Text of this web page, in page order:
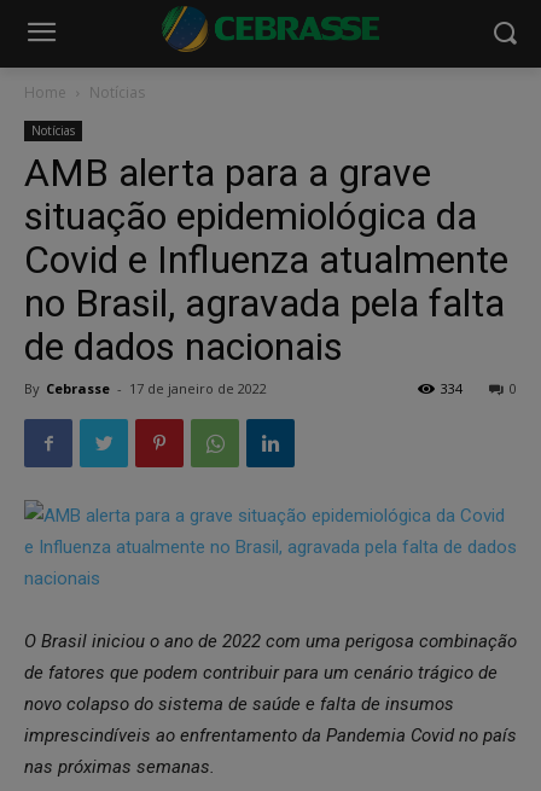
Home Notícias
Notícias
AMB alerta para a grave
situação epidemiológica da
Covid e Influenza atualmente
no Brasil, agravada pela falta
de dados nacionais
By Cebrasse - 17 de janeiro de 2022 0
334
O Brasil iniciou o ano de 2022 com uma perigosa combinação
de fatores que podem contribuir para um cenário trágico de
novo colapso do sistema de saúde e falta de insumos
imprescindíveis ao enfrentamento da Pandemia Covid no país
nas próximas semanas.